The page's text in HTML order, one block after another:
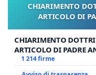
CHIARIMENTO
ARTICOLO DI
CHIARIMENTO
ARTICOLO DI PADRE
1 214 firme